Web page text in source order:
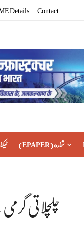
Details Contact
(EPAPER) شماره
چلچلاتی